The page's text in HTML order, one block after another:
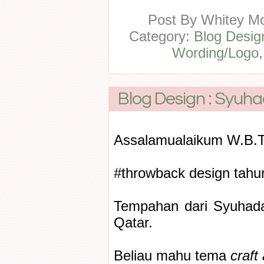
Post By Whitey
Category: Blog
Wording/Logo
Blog Design :
Assalamualaikum
#throwback design
Tempahan dari
Qatar.
Beliau mahu tema craft